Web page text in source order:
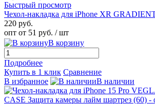
Быстрый просмотр
Чехол-накладка для iPhone XR
220 руб.
опт от 51 руб. / шт
В корзину
Подробнее
Купить в 1 клик Сравнение
В избранное
В наличии